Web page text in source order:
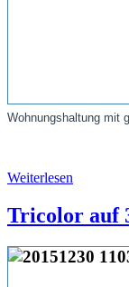
Wohnungshaltung mit
Weiterlesen
Tricolor auf